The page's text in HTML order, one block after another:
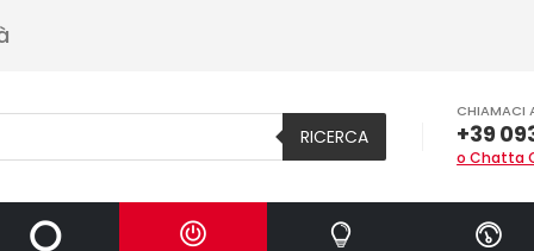
RICERCA
CHIAMACI
+39
o Chatta